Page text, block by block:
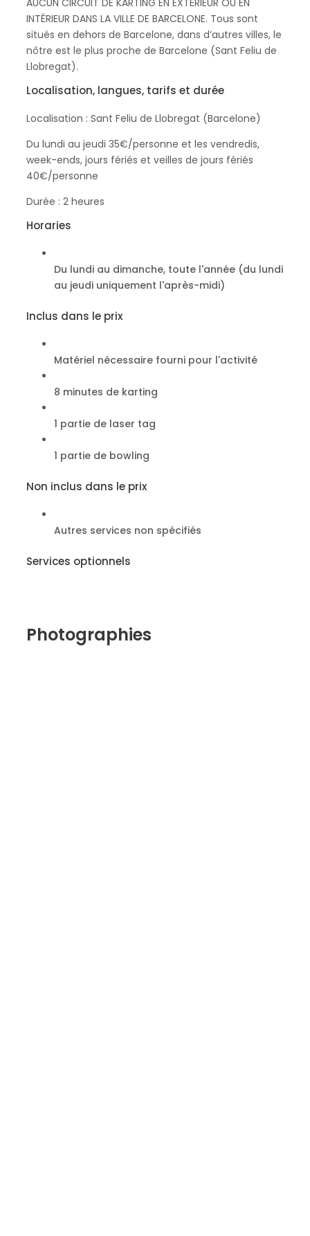
INTÉRIEUR DANS LA VILLE DE BARCELONE. Tous sont
situés en dehors de Barcelone, dans d’autres villes, le
nôtre est le plus proche de Barcelone (Sant Feliu de
Llobregat).
Localisation, langues, tarifs et durée
Localisation : Sant Feliu de Llobregat (Barcelone)
Du lundi au jeudi 35€/personne et les vendredis,
week-ends, jours fériés et veilles de jours fériés
40€/personne
Durée : 2 heures
Horaries
Du lundi au dimanche, toute l'année (du lundi
au jeudi uniquement l'après-midi)
Inclus dans le prix
Matériel nécessaire fourni pour l'activité
8 minutes de karting
1 partie de laser tag
1 partie de bowling
Non inclus dans le prix
Autres services non spécifiés
Services optionnels
Photographies